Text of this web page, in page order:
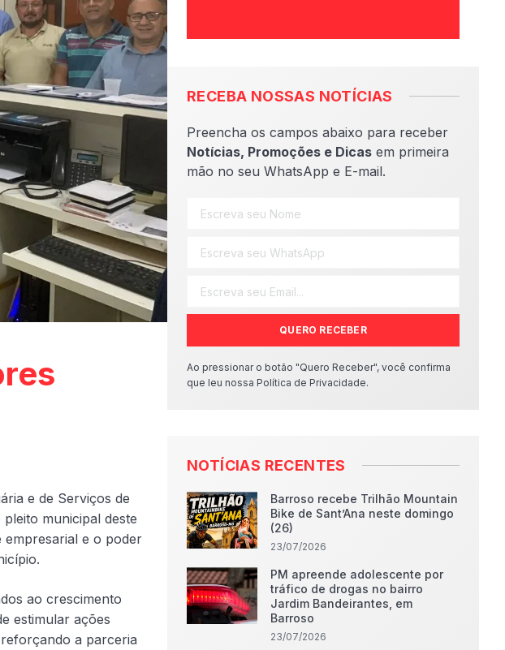
e de Serviços de
municipal deste
e o poder
ao crescimento
estimular ações
a parceria
RECEBA NOSSAS NOTÍCIAS
Preencha os campos abaixo para receber
Notícias, Promoções e Dicas em primeira
mão no seu WhatsApp e E-mail.
QUERO RECEBER
Ao pressionar o botão "Quero Receber", você confirma
que leu nossa Política de Privacidade.
NOTÍCIAS RECENTES
Barroso recebe Trilhão Mountain
Bike de Sant’Ana neste domingo
(26)
23/07/2026
PM apreende adolescente por
tráfico de drogas no bairro
Jardim Bandeirantes, em
Barroso
23/07/2026